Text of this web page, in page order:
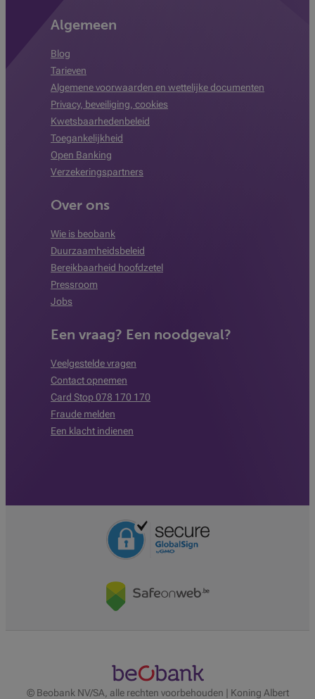
Algemeen
Blog
Tarieven
Algemene voorwaarden en wettelijke documenten
Privacy, beveiliging, cookies
Kwetsbaarhedenbeleid
Toegankelijkheid
Open Banking
Verzekeringspartners
Over ons
Wie is beobank
Duurzaamheidsbeleid
Bereikbaarheid hoofdzetel
Pressroom
Jobs
Een vraag? Een noodgeval?
Veelgestelde vragen
Contact opnemen
Card Stop 078 170 170
Fraude melden
Een klacht indienen
© Beobank NV/SA, alle rechten voorbehouden | Koning Albert